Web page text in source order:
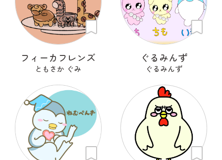
フィーカフレンズ
ともさか ぐみ
ぐるみんず
ぐるみんず